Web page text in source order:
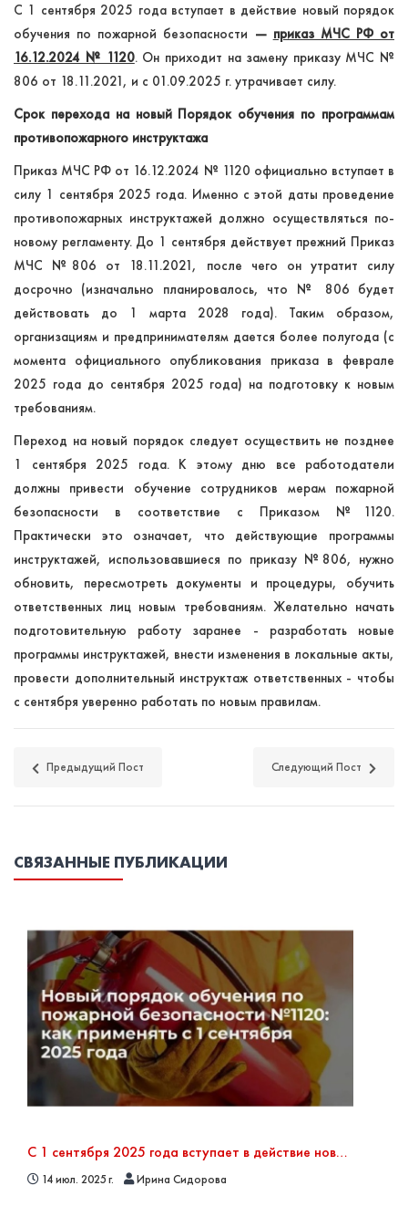
С 1 сентября 2025 года вступает в действие новый порядок
обучения по пожарной безопасности — приказ МЧС РФ от
16.12.2024 № 1120. Он приходит на замену приказу МЧС №
806 от 18.11.2021, и с 01.09.2025 г. утрачивает силу.
Срок перехода на новый Порядок обучения по программам
противопожарного инструктажа
Приказ МЧС РФ от 16.12.2024 № 1120 официально вступает в
силу 1 сентября 2025 года. Именно с этой даты проведение
противопожарных инструктажей должно осуществляться по-
новому регламенту. До 1 сентября действует прежний Приказ
МЧС №806 от 18.11.2021, после чего он утратит силу
досрочно (изначально планировалось, что № 806 будет
действовать до 1 марта 2028 года). Таким образом,
организациям и предпринимателям дается более полугода (с
момента официального опубликования приказа в феврале
2025 года до сентября 2025 года) на подготовку к новым
требованиям.
Переход на новый порядок следует осуществить не позднее
1 сентября 2025 года. К этому дню все работодатели
должны привести обучение сотрудников мерам пожарной
безопасности в соответствие с Приказом №1120.
Практически это означает, что действующие программы
инструктажей, использовавшиеся по приказу №806, нужно
обновить, пересмотреть документы и процедуры, обучить
ответственных лиц новым требованиям. Желательно начать
подготовительную работу заранее - разработать новые
программы инструктажей, внести изменения в локальные акты,
провести дополнительный инструктаж ответственных - чтобы
с сентября уверенно работать по новым правилам.
Предыдущий Пост Следующий Пост
СВЯЗАННЫЕ ПУБЛИКАЦИИ
С 1 сентября 2025 года вступает в действие новый порядок обучения по пожарной безопасности — приказ МЧС РФ от 16.12.2024 № 1120
14 июл. 2025 г. Ирина Сидорова